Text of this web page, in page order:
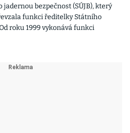
bezpečnost (SÚJB), který
funkci ředitelky Státního
roku 1999 vykonává funkci